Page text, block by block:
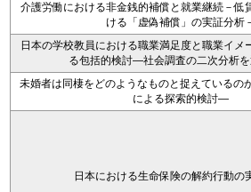
介護労働における非金銭的補償と就業継続－低
ける「虚偽補償」の実証分析
日本の学校教員における職業満足度と職業イメ
る包括的検討―社会調査の二次分析
未婚者は同棲をどのようなものと捉えているの
による探索的検討—
日本における生命保険の解約行動の